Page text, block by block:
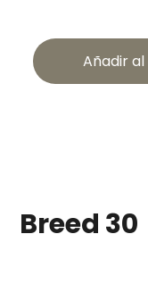
Añadir
Breed 30